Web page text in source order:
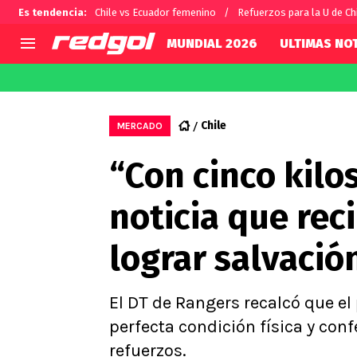
Es tendencia: Chile vs Ecuador femenino Refuerzos para la U de
Selección Chilena
U de Chile
U Católica
Campeonato Nacional
Primera B
Segunda División
Copa Chile
Supercopa Chile
Campeonato Femenino
Alexis
Carlos
MUNDIAL 2026 ULTIMAS
MERCADO Chile
“Con cinco
noticia que
lograr
El DT de Rangers recalcó que
perfecta condición física y
refuerzos.